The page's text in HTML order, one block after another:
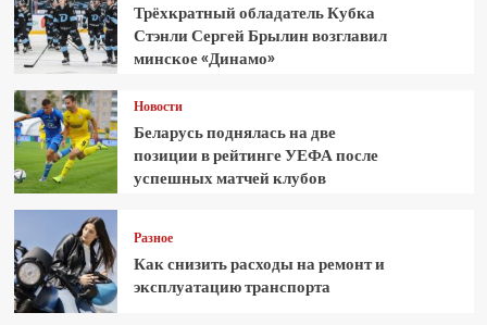
Трёхкратный обладатель Кубка
Стэнли Сергей Брылин возглавил
минское «Динамо»
Новости
Беларусь поднялась на две
позиции в рейтинге УЕФА после
успешных матчей клубов
Разное
Как снизить расходы на ремонт и
эксплуатацию транспорта